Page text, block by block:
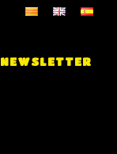
NEWSLETTER